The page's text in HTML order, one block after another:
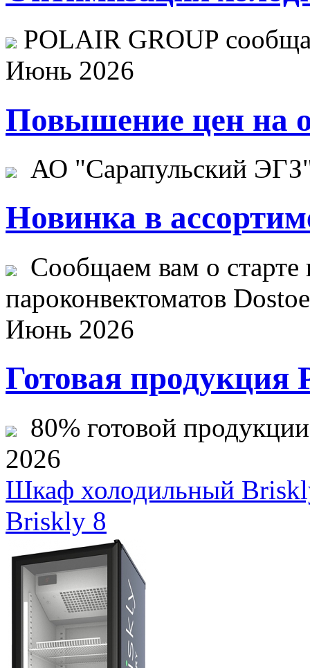
POLAIR GROUP
Июнь 2026
Повышение цен на
АО "Сарапульский
Новинка в
Сообщаем вам о старте
пароконвектоматов
Июнь 2026
Готовая продукция
80% готовой
2026
Шкаф холодильный
Briskly 8